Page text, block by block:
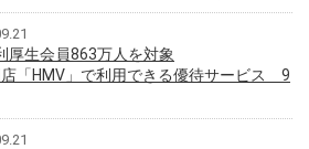
生会員863万人を対象
「HMV」で利用できる優待サービス 9